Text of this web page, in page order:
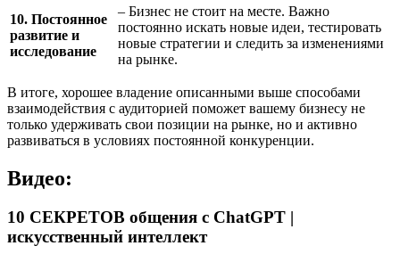
10. Постоянное
развитие и
исследование
– Бизнес не стоит на месте. Важно
постоянно искать новые идеи, тестировать
новые стратегии и следить за изменениями
на рынке.
В итоге, хорошее владение описанными выше способами
взаимодействия с аудиторией поможет вашему бизнесу не
только удерживать свои позиции на рынке, но и активно
развиваться в условиях постоянной конкуренции.
Видео:
10 СЕКРЕТОВ общения с ChatGPT |
искусственный интеллект